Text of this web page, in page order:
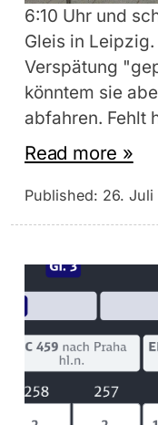
6:10 Uhr und
Gleis in
Verspätung
könntem sie
abfahren. Fehlt
Read more »
Published: 26. Juli